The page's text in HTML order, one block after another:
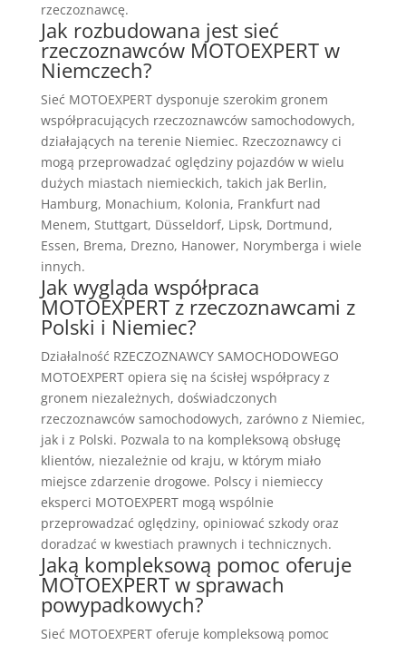
rzeczoznawcę.
Jak rozbudowana jest sieć
rzeczoznawców MOTOEXPERT w
Niemczech?
Sieć MOTOEXPERT dysponuje szerokim gronem
współpracujących rzeczoznawców samochodowych,
działających na terenie Niemiec. Rzeczoznawcy ci
mogą przeprowadzać oględziny pojazdów w wielu
dużych miastach niemieckich, takich jak Berlin,
Hamburg, Monachium, Kolonia, Frankfurt nad
Menem, Stuttgart, Düsseldorf, Lipsk, Dortmund,
Essen, Brema, Drezno, Hanower, Norymberga i wiele
innych.
Jak wygląda współpraca
MOTOEXPERT z rzeczoznawcami z
Polski i Niemiec?
Działalność RZECZOZNAWCY SAMOCHODOWEGO
MOTOEXPERT opiera się na ścisłej współpracy z
gronem niezależnych, doświadczonych
rzeczoznawców samochodowych, zarówno z Niemiec,
jak i z Polski. Pozwala to na kompleksową obsługę
klientów, niezależnie od kraju, w którym miało
miejsce zdarzenie drogowe. Polscy i niemieccy
eksperci MOTOEXPERT mogą wspólnie
przeprowadzać oględziny, opiniować szkody oraz
doradzać w kwestiach prawnych i technicznych.
Jaką kompleksową pomoc oferuje
MOTOEXPERT w sprawach
powypadkowych?
Sieć MOTOEXPERT oferuje kompleksową pomoc